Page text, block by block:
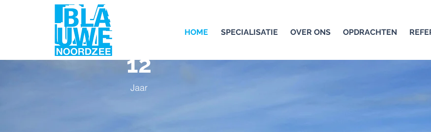
HOME SPECIALISATIE OVER ONS OPDRACHTEN
12
Jaar